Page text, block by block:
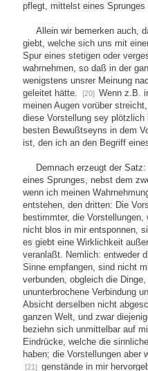
pflegt, mittelst eines Sprunges
Allein wir bemerken auch,
giebt, welche sich uns mit
Spur eines stetigen oder
wahrnehmen, so daß in der
wenigstens unsrer Meinung
geleitet hätte.
[20] Wenn z.B.
meinen Augen vorüber
diese Vorstellung sey
besten Bewußtseyns in dem
ist, den ich an den Begriff
Demnach erzeugt der
eines Sprunges, nebst dem
wenn ich meinen
entstehen, den dritten: Die
bestimmter, die
nicht blos in mir entsponnen,
es giebt eine Wirklichkeit
veranlaßt. Nemlich: entweder
Sinne empfangen, sind nicht
verbunden, obgleich die
ununterbrochene Verbindung
Absicht derselben nicht
ganzen Welt, und zwar
beziehn sich unmittelbar auf
Eindrücke, welche die
haben; die Vorstellungen aber
[21] genstände in mir